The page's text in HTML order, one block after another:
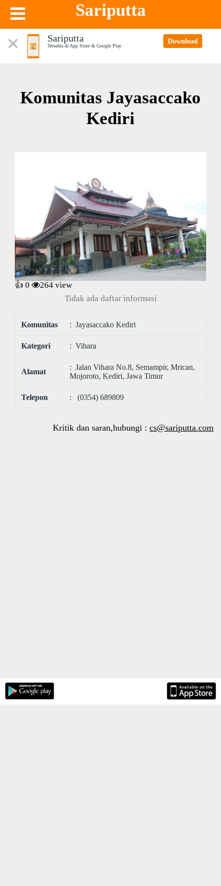
Sariputta
Sariputta
Tersedia di App Store & Google Play
Download
Komunitas Jayasaccako
Kediri
👍 0 264 view
Tidak ada daftar informasi
Komunitas : Jayasaccako Kediri
Kategori : Vihara
Alamat
: Jalan Vihara No.8, Semampir, Mrican,
Mojoroto, Kediri, Jawa Timur
Telepon : (0354) 689809
Kritik dan saran,hubungi : cs@sariputta.com